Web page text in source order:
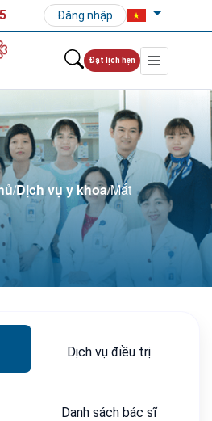
Đăng nhập
Đặt lịch hẹn
/Dịch vụ y khoa/Mắt
Dịch vụ điều trị
Danh sách bác sĩ